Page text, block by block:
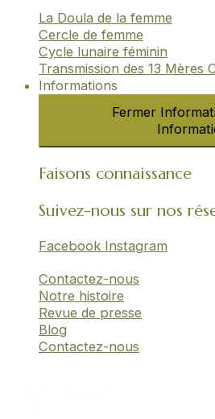
La Doula de la femme
Cercle de femme​
Cycle lunaire féminin​
Transmission des 13 Mères
Informations
Fermer
Faisons connaissance
Suivez-nous sur nos
Facebook Instagram
Contactez-nous
Notre histoire
Revue de presse
Blog
Contactez-nous